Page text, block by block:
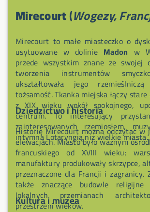
Mirecourt(Wogezy,
Mirecourt to małe miasteczko o
usytuowane w dolinie Madon w
przede wszystkim znane ze swojej
tworzenia instrumentów
ukształtowała jego
tożsamość. Tkanka miejska łączy
z XIX wieku wokół spokojnego,
centrum. To interesujący
zainteresowanych rzemiosłem,
intymną Lotaryngią niż wielkie miasta.
Dziedzictwo i historia
Historię Mirecourt można odczytać w
elewacjach. Miasto było ważnym
francuskiego od XVIII wieku;
manufaktury produkowały skrzypce,
przeznaczone dla Francji i
także znaczące budowle religijne
lokalnych przemianach
przestrzeni wieków.
Kultura i muzea